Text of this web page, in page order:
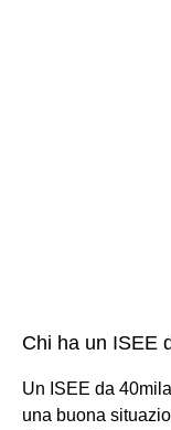
Chi ha un ISEE
Un ISEE da
una buona